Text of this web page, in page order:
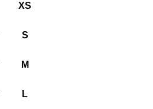
XS
S
M
L